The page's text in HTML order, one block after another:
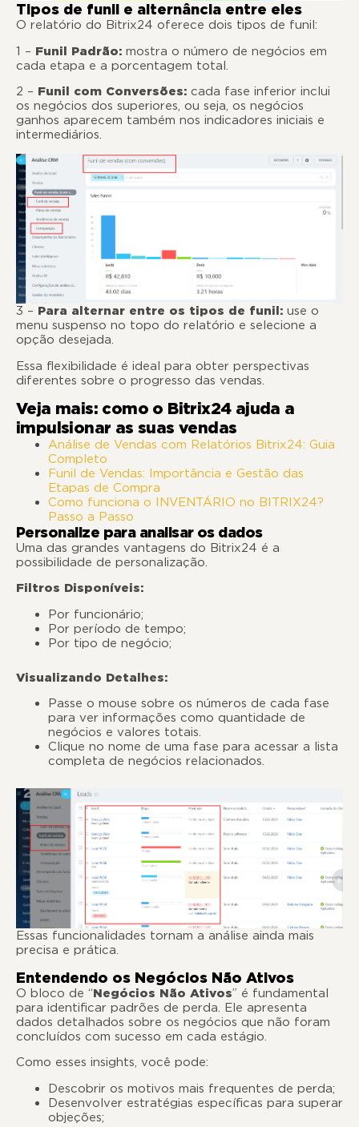
Tipos de funil e alternância entre eles
O relatório do Bitrix24 oferece dois tipos de funil:
1 – Funil Padrão: mostra o número de negócios em
cada etapa e a porcentagem total.
2 – Funil com Conversões: cada fase inferior inclui
os negócios dos superiores, ou seja, os negócios
ganhos aparecem também nos indicadores iniciais e
intermediários.
3 – Para alternar entre os tipos de funil: use o
menu suspenso no topo do relatório e selecione a
opção desejada.
Essa flexibilidade é ideal para obter perspectivas
diferentes sobre o progresso das vendas.
Veja mais: como o Bitrix24 ajuda a
impulsionar as suas vendas
Análise de Vendas com Relatórios Bitrix24: Guia
Completo
Funil de Vendas: Importância e Gestão das
Etapas de Compra
Como funciona o INVENTÁRIO no BITRIX24?
Passo a Passo
Personalize para analisar os dados
Uma das grandes vantagens do Bitrix24 é a
possibilidade de personalização.
Filtros Disponíveis:
Por funcionário;
Por período de tempo;
Por tipo de negócio;
Visualizando Detalhes:
Passe o mouse sobre os números de cada fase
para ver informações como quantidade de
negócios e valores totais.
Clique no nome de uma fase para acessar a lista
completa de negócios relacionados.
Essas funcionalidades tornam a análise ainda mais
precisa e prática.
Entendendo os Negócios Não Ativos
O bloco de “Negócios Não Ativos” é fundamental
para identificar padrões de perda. Ele apresenta
dados detalhados sobre os negócios que não foram
concluídos com sucesso em cada estágio.
Como esses insights, você pode:
Descobrir os motivos mais frequentes de perda;
Desenvolver estratégias específicas para superar
objeções;